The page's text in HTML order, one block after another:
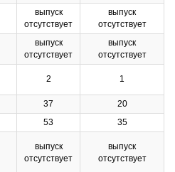
выпуск
отсутствует
выпуск
отсутствует
выпуск
отсутствует
выпуск
отсутствует
2 1
37
20
53 35
выпуск
отсутствует
выпуск
отсутствует